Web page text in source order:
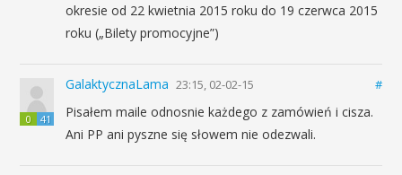
okresie od 22 kwietnia 2015 roku do 19 czerwca 2015
roku („Bilety promocyjne”)
0 41
GalaktycznaLama 23:15, 02-02-15 #
Pisałem maile odnosnie każdego z zamówień i cisza.
Ani PP ani pyszne się słowem nie odezwali.